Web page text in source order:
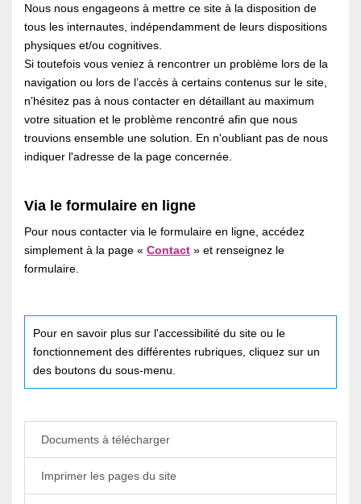
Nous nous engageons à mettre ce site à la disposition de
tous les internautes, indépendamment de leurs dispositions
physiques et/ou cognitives.
Si toutefois vous veniez à rencontrer un problème lors de la
navigation ou lors de l’accès à certains contenus sur le site,
n’hésitez pas à nous contacter en détaillant au maximum
votre situation et le problème rencontré afin que nous
trouvions ensemble une solution. En n'oubliant pas de nous
indiquer l'adresse de la page concernée.
Via le formulaire en ligne
Pour nous contacter via le formulaire en ligne, accédez
simplement à la page « Contact » et renseignez le
formulaire.
Pour en savoir plus sur l'accessibilité du site ou le
fonctionnement des différentes rubriques, cliquez sur un
des boutons du sous-menu.
Documents à télécharger
Imprimer les pages du site